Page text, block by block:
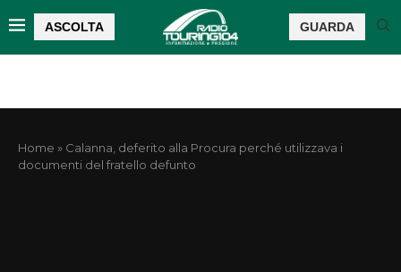
ASCOLTA GUARDA
Home » Calanna, deferito alla Procura perché utilizzava i
documenti del fratello defunto